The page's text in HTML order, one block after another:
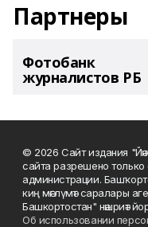
Партнеры
Фотобанк
журналистов РБ
© 2026 Сайт издания
сайта разрешено
администрации.
киң мәғлүмәт саралары
Башкортостан" нәшриәт
Об использовании